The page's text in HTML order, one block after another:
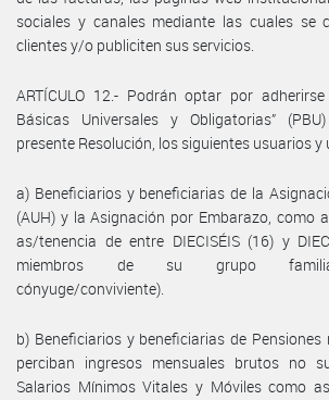
sociales y canales mediante las cuales se
clientes y/o publiciten sus servicios.
ARTÍCULO 12.- Podrán optar por
Básicas Universales y Obligatorias”
presente Resolución, los siguientes usuarios y
a) Beneficiarios y beneficiarias de la
(AUH) y la Asignación por Embarazo, como
as/tenencia de entre DIECISÉIS (16) y
miembros de su grupo familiar
cónyuge/conviviente).
b) Beneficiarios y beneficiarias de
perciban ingresos mensuales brutos no
Salarios Mínimos Vitales y Móviles como